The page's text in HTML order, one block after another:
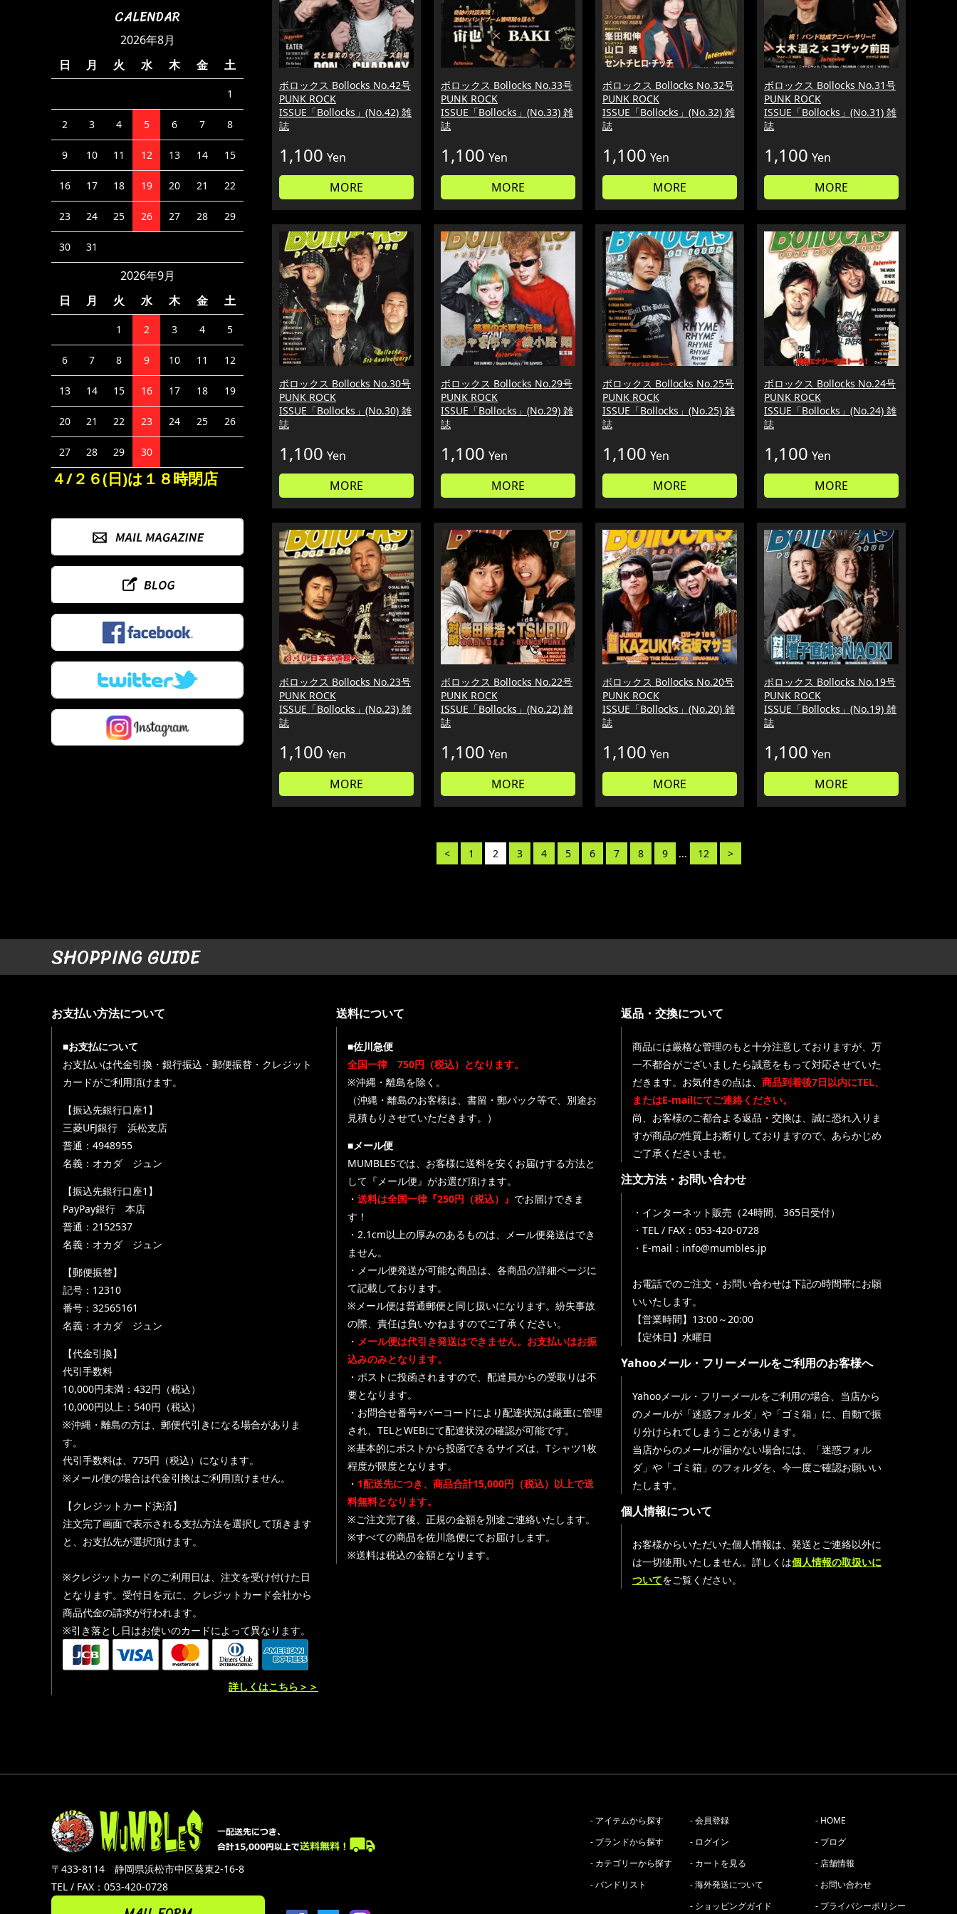
CALENDAR
2026年8月
日
月 火 水 木 金 土
1
2 3 4 5 6 7 8
9 10 11 12 13 14 15
16 17 18 19 20 21 22
23 24 25 26 27 28 29
30 31
2026年9月
日
月 火 水 木 金 土
1 2 3 4 5
6 7 8 9 10 11 12
13 14 15 16 17 18 19
20 21 22 23 24 25 26
27 28 29 30
４/２６(日)は１８時閉店
ボロックス Bollocks No.42号
PUNK ROCK
ISSUE「Bollocks」(No.42) 雑
誌
1,100 Yen
MORE
ボロックス Bollocks No.33号
PUNK ROCK
ISSUE「Bollocks」(No.33) 雑
誌
1,100 Yen
MORE
ボロックス Bollocks No.32号
PUNK ROCK
ISSUE「Bollocks」(No.32) 雑
誌
1,100 Yen
MORE
ボロックス Bollocks No.31号
PUNK ROCK
ISSUE「Bollocks」(No.31) 雑
誌
1,100 Yen
MORE
ボロックス Bollocks No.30号
PUNK ROCK
ISSUE「Bollocks」(No.30) 雑
誌
1,100 Yen
MORE
ボロックス Bollocks No.29号
PUNK ROCK
ISSUE「Bollocks」(No.29) 雑
誌
1,100 Yen
MORE
ボロックス Bollocks No.25号
PUNK ROCK
ISSUE「Bollocks」(No.25) 雑
誌
1,100 Yen
MORE
ボロックス Bollocks No.24号
PUNK ROCK
ISSUE「Bollocks」(No.24) 雑
誌
1,100 Yen
MORE
ボロックス Bollocks No.23号
PUNK ROCK
ISSUE「Bollocks」(No.23) 雑
誌
1,100 Yen
MORE
ボロックス Bollocks No.22号
PUNK ROCK
ISSUE「Bollocks」(No.22) 雑
誌
1,100 Yen
MORE
ボロックス Bollocks No.20号
PUNK ROCK
ISSUE「Bollocks」(No.20) 雑
誌
1,100 Yen
MORE
ボロックス Bollocks No.19号
PUNK ROCK
ISSUE「Bollocks」(No.19) 雑
誌
1,100 Yen
MORE
< 1 2 3 4 5 6 7 8 9 ... 12 >
SHOPPING GUIDE
お支払い方法について
■お支払について
お支払いは代金引換・銀行振込・郵便振替・クレジット
カードがご利用頂けます。
【振込先銀行口座1】
三菱UFJ銀行 浜松支店
普通：4948955
名義：オカダ ジュン
【振込先銀行口座1】
PayPay銀行 本店
普通：2152537
名義：オカダ ジュン
【郵便振替】
記号：12310
番号：32565161
名義：オカダ ジュン
【代金引換】
代引手数料
10,000円未満：432円（税込）
10,000円以上：540円（税込）
※沖縄・離島の方は、郵便代引きになる場合がありま
す。
代引手数料は、775円（税込）になります。
※メール便の場合は代金引換はご利用頂けません。
【クレジットカード決済】
注文完了画面で表示される支払方法を選択して頂きます
と、お支払先が選択頂けます。
※クレジットカードのご利用日は、注文を受け付けた日
となります。受付日を元に、クレジットカード会社から
商品代金の請求が行われます。
※引き落とし日はお使いのカードによって異なります。
詳しくはこちら＞＞
送料について
■佐川急便
全国一律 750円（税込）となります。
※沖縄・離島を除く。
（沖縄・離島のお客様は、書留・郵パック等で、別途お
見積もりさせていただきます。）
■メール便
MUMBLESでは、お客様に送料を安くお届けする方法と
して『メール便』がお選び頂けます。
・ 送料は全国一律『250円（税込）』 でお届けできま
す！
・2.1cm以上の厚みのあるものは、メール便発送はでき
ません。
・メール便発送が可能な商品は、各商品の詳細ページに
て記載しております。
※メール便は普通郵便と同じ扱いになります。紛失事故
の際、責任は負いかねますのでご了承ください。
・ メール便は代引き発送はできません。お支払いはお振
込みのみとなります。
・ポストに投函されますので、配達員からの受取りは不
要となります。
・お問合せ番号+バーコードにより配達状況は厳重に管理
され、TELとWEBにて配達状況の確認が可能です。
※基本的にポストから投函できるサイズは、Tシャツ1枚
程度が限度となります。
・ 1配送先につき、商品合計15,000円（税込）以上で送
料無料となります。
※ご注文完了後、正規の金額を別途ご連絡いたします。
※すべての商品を佐川急便にてお届けします。
※送料は税込の金額となります。
返品・交換について
商品には厳格な管理のもと十分注意しておりますが、万
一不都合がございましたら誠意をもって対応させていた
だきます。お気付きの点は、 商品到着後7日以内にTEL、
またはE-mailにてご連絡ください。
尚、お客様のご都合よる返品・交換は、誠に恐れ入りま
すが商品の性質上お断りしておりますので、あらかじめ
ご了承くださいませ。
注文方法・お問い合わせ
・インターネット販売（24時間、365日受付）
・TEL / FAX：053-420-0728
・E-mail：info@mumbles.jp
お電話でのご注文・お問い合わせは下記の時間帯にお願
いいたします。
【営業時間】13:00～20:00
【定休日】水曜日
Yahooメール・フリーメールをご利用のお客様へ
Yahooメール・フリーメールをご利用の場合、当店から
のメールが「迷惑フォルダ」や「ゴミ箱」に、自動で振
り分けられてしまうことがあります。
当店からのメールが届かない場合には、「迷惑フォル
ダ」や「ゴミ箱」のフォルダを、今一度ご確認お願いい
たします。
個人情報について
お客様からいただいた個人情報は、発送とご連絡以外に
は一切使用いたしません。詳しくは個人情報の取扱いに
ついてをご覧ください。
〒433-8114 静岡県浜松市中区葵東2-16-8
TEL / FAX：053-420-0728
- アイテムから探す
- ブランドから探す
- カテゴリーから探す
- バンドリスト
- 会員登録
- ログイン
- カートを見る
- 海外発送について
- ショッピングガイド
- HOME
- ブログ
- 店舗情報
- お問い合わせ
- プライバシーポリシー